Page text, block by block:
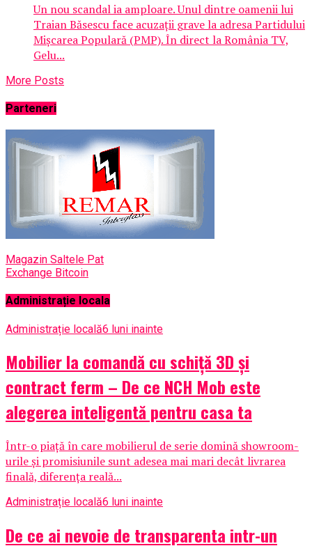
Un nou scandal ia amploare. Unul dintre oamenii lui
Traian Băsescu face acuzaţii grave la adresa Partidului
Mişcarea Populară (PMP). În direct la România TV,
Gelu...
More Posts
Parteneri
Magazin Saltele Pat
Exchange Bitcoin
Administrație locala
Administrație locală6 luni inainte
Mobilier la comandă cu schiță 3D și
contract ferm – De ce NCH Mob este
alegerea inteligentă pentru casa ta
Într-o piață în care mobilierul de serie domină showroom-
urile și promisiunile sunt adesea mai mari decât livrarea
finală, diferența reală...
Administrație locală6 luni inainte
De ce ai nevoie de transparenta intr-un